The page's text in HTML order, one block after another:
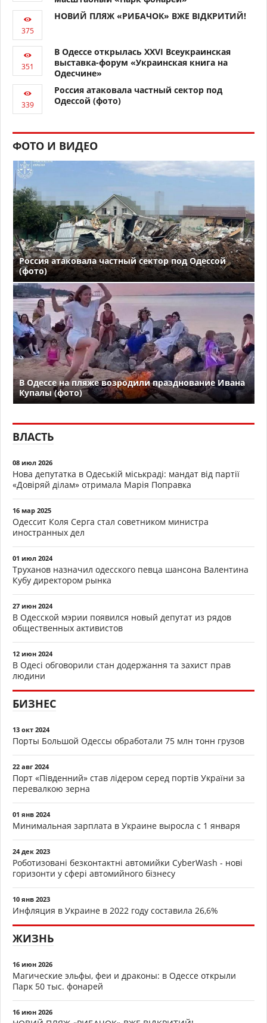
НОВИЙ ПЛЯЖ «РИБАЧОК» ВЖЕ ВІДКРИТИЙ!
В Одессе открылась XXVI Всеукраинская
выставка-форум «Украинская книга на
Одесчине»
Россия атаковала частный сектор под
Одессой (фото)
ФОТО И ВИДЕО
Россия атаковала частный сектор под Одессой
(фото)
В Одессе на пляже возродили празднование Ивана
Купалы (фото)
ВЛАСТЬ
08 июл 2026
Нова депутатка в Одеській міськраді: мандат від партії
«Довіряй ділам» отримала Марія Поправка
16 мар 2025
Одессит Коля Серга стал советником министра
иностранных дел
01 июл 2024
Труханов назначил одесского певца шансона Валентина
Кубу директором рынка
27 июн 2024
В Одесской мэрии появился новый депутат из рядов
общественных активистов
12 июн 2024
В Одесі обговорили стан додержання та захист прав
людини
БИЗНЕС
13 окт 2024
Порты Большой Одессы обработали 75 млн тонн грузов
22 авг 2024
Порт «Південний» став лідером серед портів України за
перевалкою зерна
01 янв 2024
Минимальная зарплата в Украине выросла с 1 января
24 дек 2023
Роботизовані безконтактні автомийки CyberWash - нові
горизонти у сфері автомийного бізнесу
10 янв 2023
Инфляция в Украине в 2022 году составила 26,6%
ЖИЗНЬ
16 июн 2026
Магические эльфы, феи и драконы: в Одессе открыли
Парк 50 тыс. фонарей
16 июн 2026